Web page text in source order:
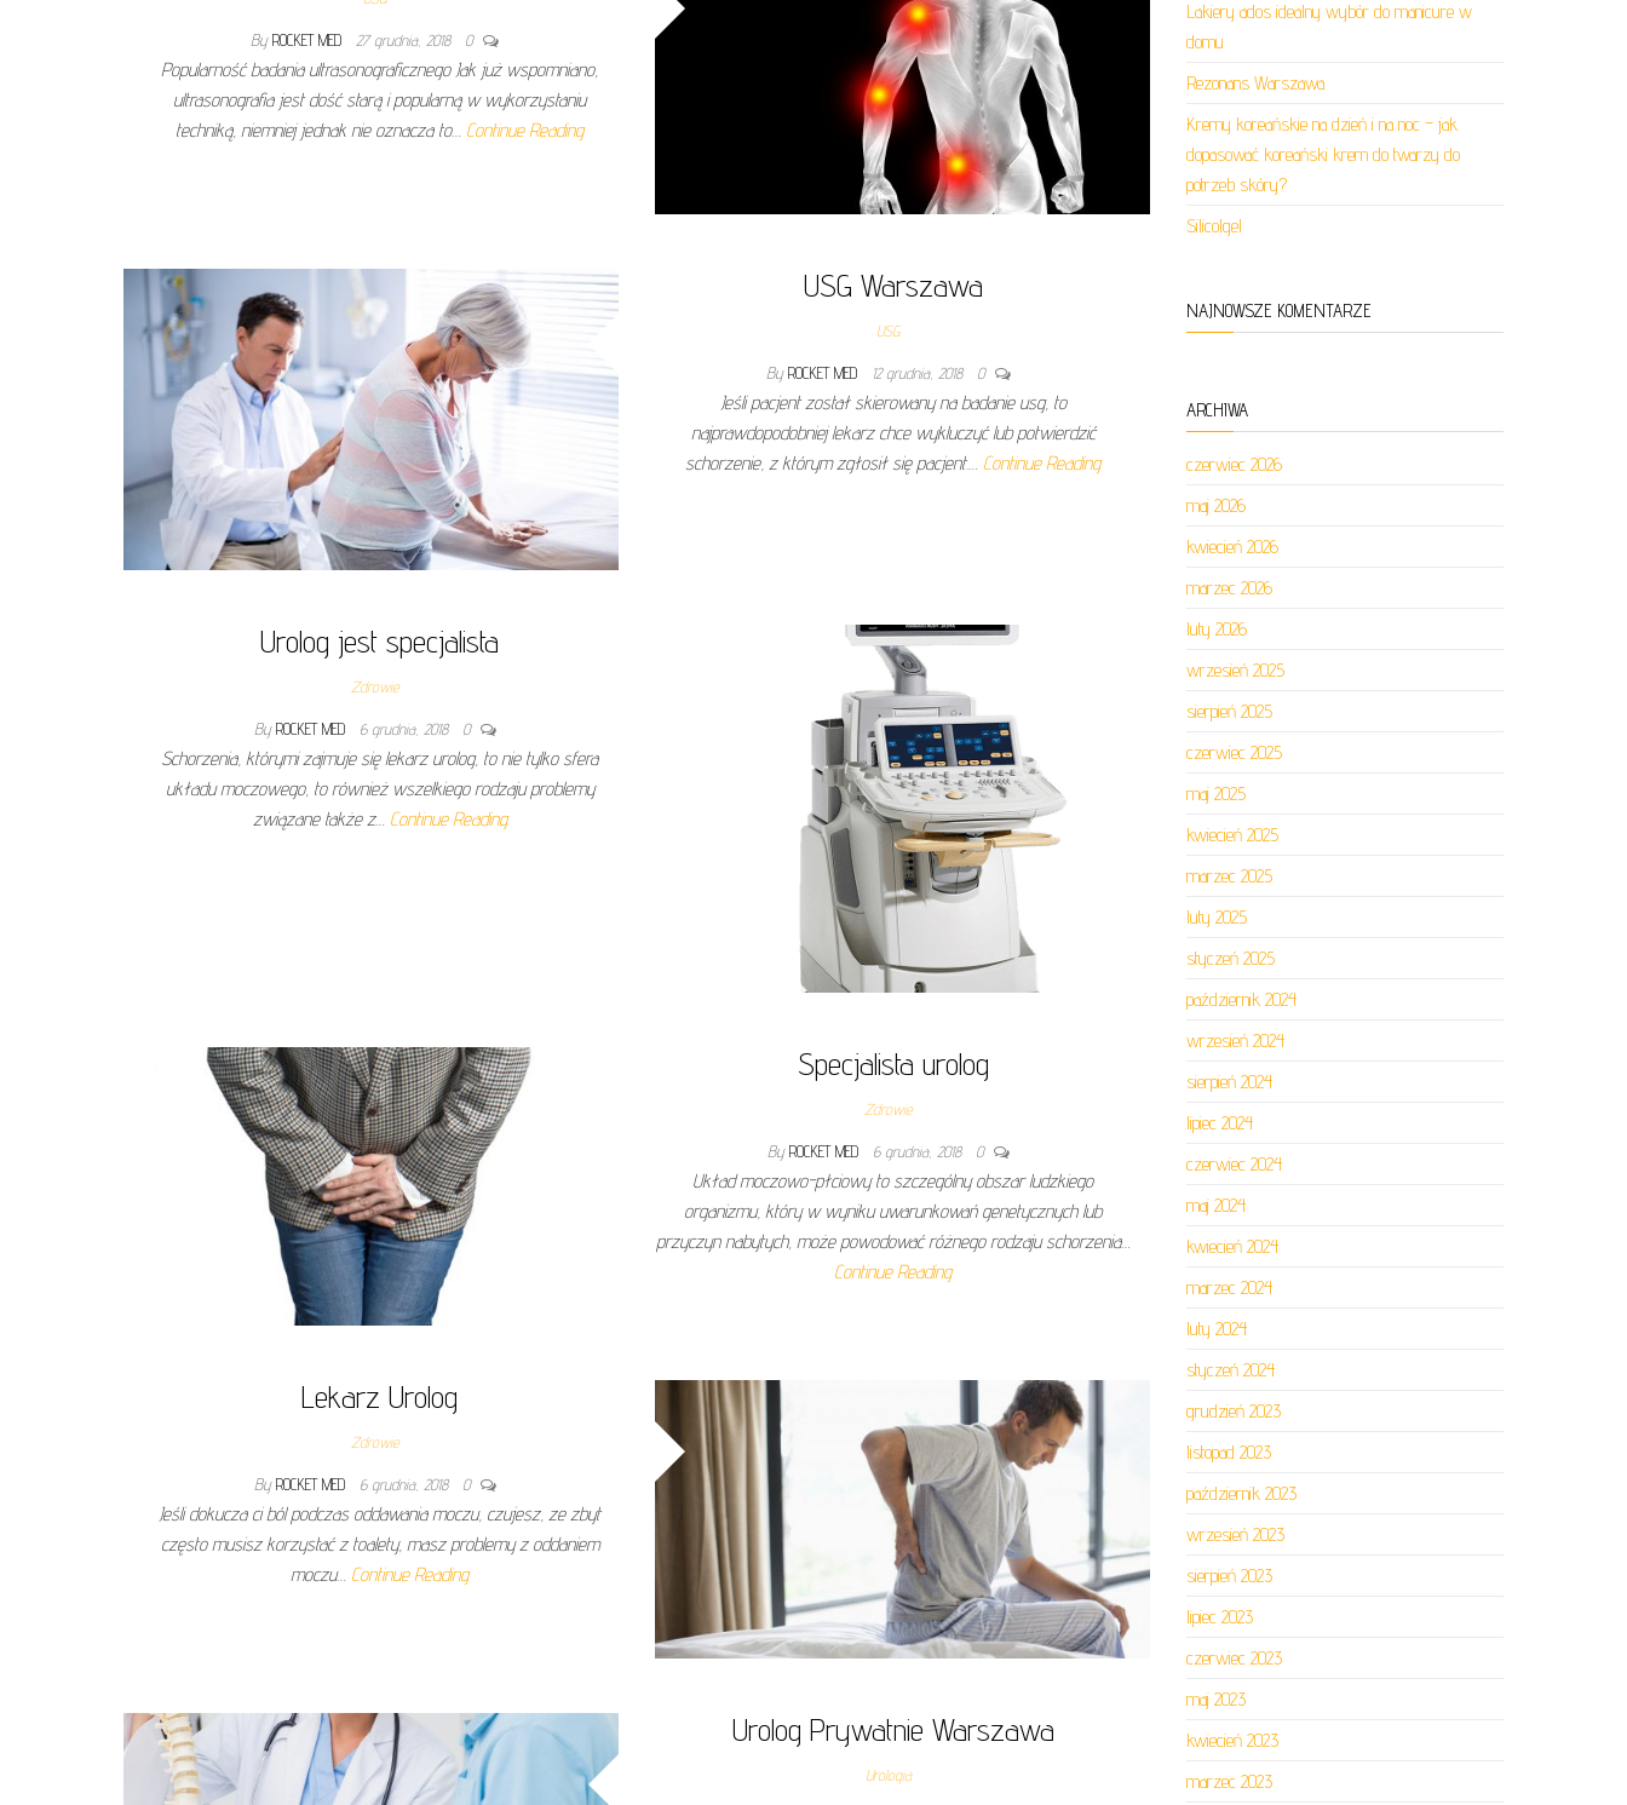
By ROCKET MED 27 grudnia, 2018 0
Popularność badania ultrasonograficznego Jak już wspomniano,
ultrasonografia jest dość starą i popularną w wykorzystaniu
techniką, niemniej jednak nie oznacza to… Continue Reading
USG Warszawa
USG
By ROCKET MED 12 grudnia, 2018 0
Jeśli pacjent został skierowany na badanie usg, to
najprawdopodobniej lekarz chce wykluczyć lub potwierdzić
schorzenie, z którym zgłosił się pacjent.… Continue Reading
Urolog jest specjalista
Zdrowie
By ROCKET MED 6 grudnia, 2018 0
Schorzenia, którymi zajmuje się lekarz urolog, to nie tylko sfera
układu moczowego, to również wszelkiego rodzaju problemy
związane także z… Continue Reading
Specjalista urolog
Zdrowie
By ROCKET MED 6 grudnia, 2018 0
Układ moczowo-płciowy to szczególny obszar ludzkiego
organizmu, który w wyniku uwarunkowań genetycznych lub
przyczyn nabytych, może powodować różnego rodzaju schorzenia…
Continue Reading
Lekarz Urolog
Zdrowie
By ROCKET MED 6 grudnia, 2018 0
Jeśli dokucza ci ból podczas oddawania moczu, czujesz, ze zbyt
często musisz korzystać z toalety, masz problemy z oddaniem
moczu… Continue Reading
Urolog Prywatnie Warszawa
Urologia
Lakiery ados idealny wybór do manicure w
domu
Rezonans Warszawa
Kremy koreańskie na dzień i na noc – jak
dopasować koreański krem do twarzy do
potrzeb skóry?
Silicolgel
NAJNOWSZE KOMENTARZE
ARCHIWA
czerwiec 2026
maj 2026
kwiecień 2026
marzec 2026
luty 2026
wrzesień 2025
sierpień 2025
czerwiec 2025
maj 2025
kwiecień 2025
marzec 2025
luty 2025
styczeń 2025
październik 2024
wrzesień 2024
sierpień 2024
lipiec 2024
czerwiec 2024
maj 2024
kwiecień 2024
marzec 2024
luty 2024
styczeń 2024
grudzień 2023
listopad 2023
październik 2023
wrzesień 2023
sierpień 2023
lipiec 2023
czerwiec 2023
maj 2023
kwiecień 2023
marzec 2023